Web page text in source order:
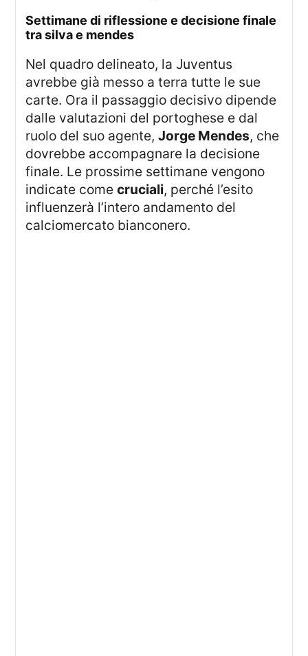
settimane di riflessione e decisione finale
tra silva e mendes
Nel quadro delineato, la Juventus
avrebbe già messo a terra tutte le sue
carte. Ora il passaggio decisivo dipende
dalle valutazioni del portoghese e dal
ruolo del suo agente,Jorge Mendes, che
dovrebbe accompagnare la decisione
finale. Le prossime settimane vengono
indicate comecruciali, perché l’esito
influenzerà l’intero andamento del
calciomercato bianconero.